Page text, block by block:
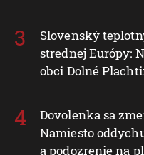
Slovenský
strednej Európy:
obci Dolné
Dovolenka sa
Namiesto
a podozrenie na